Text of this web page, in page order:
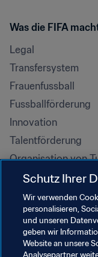
Was die FIFA
Legal
Transfersystem
Frauenfussball
Fussballförderung
Innovation
Talentförderung
Organisation von
Nachhaltigkeit
Menschenrechte
Antidiskriminierung
Gesundheit und
Bildungsinitiativen
Schutz Ihrer
Wir verwenden
personalisieren,
und unseren
geben wir
Website an unsere
Analysepartner